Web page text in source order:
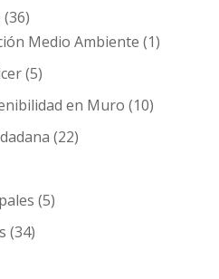
(36)
Medio Ambiente (1)
(5)
en Muro (10)
(22)
(5)
(34)